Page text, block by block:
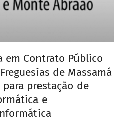
em Contrato Público
de Massamá
prestação de
e